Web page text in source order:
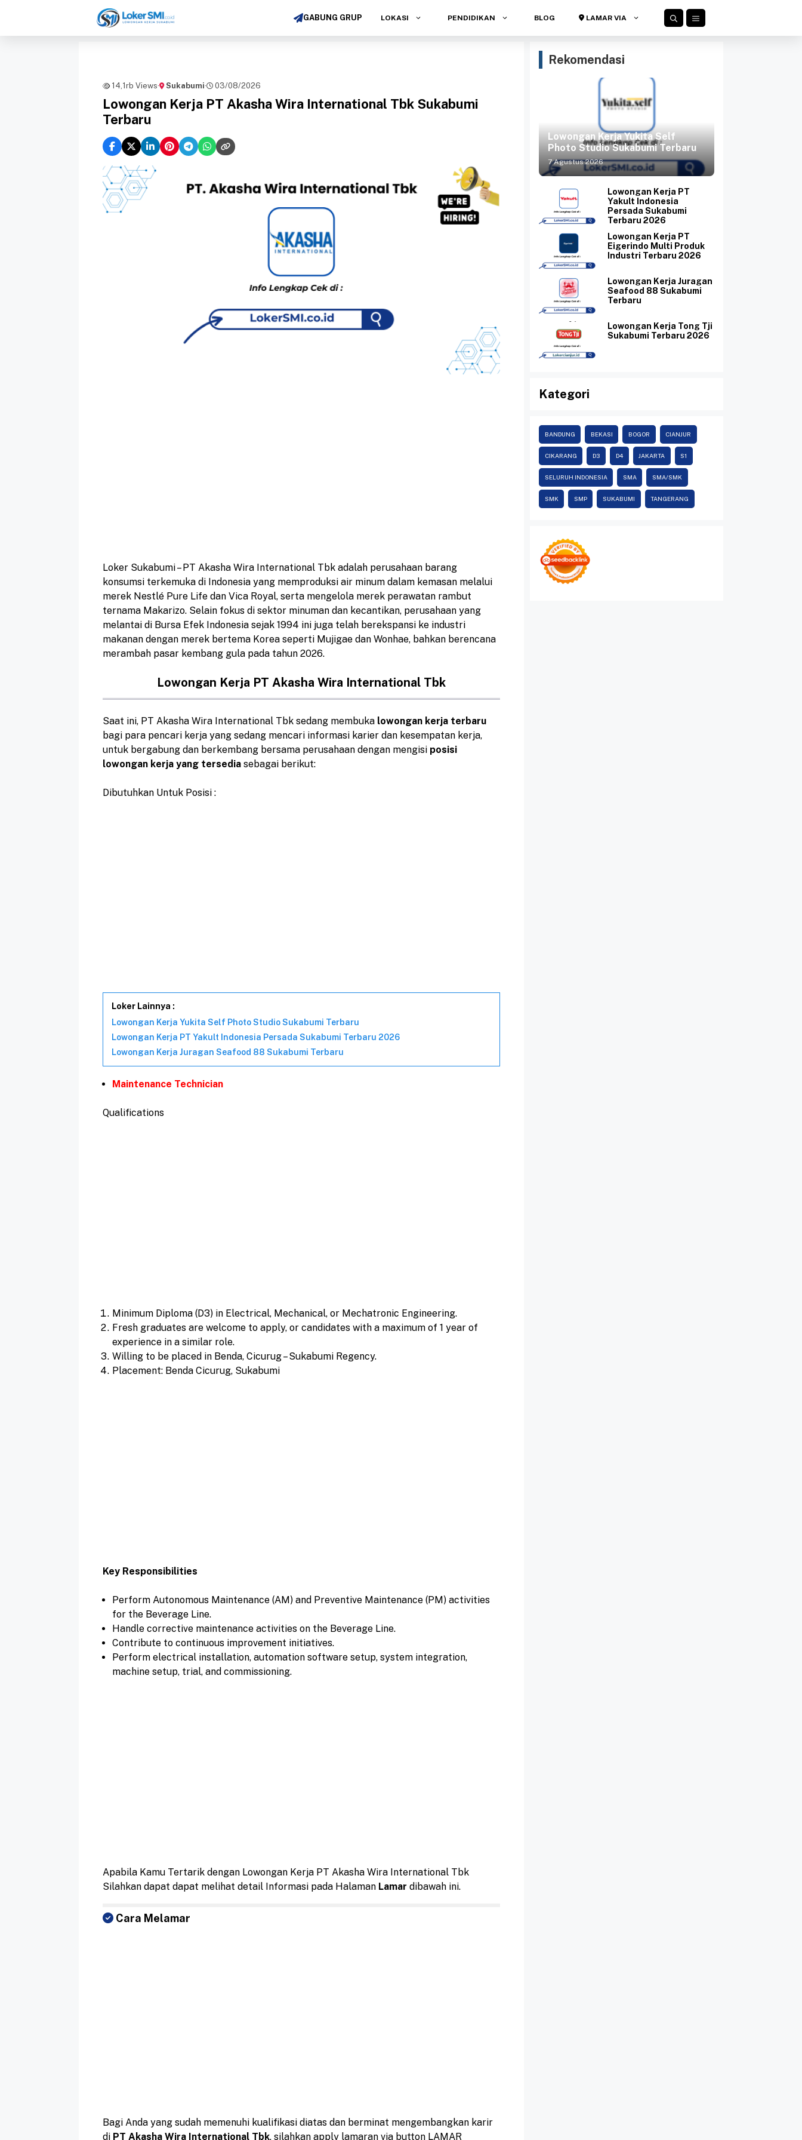
isi
GABUNG GRUP LOKASI PENDIDIKAN BLOG LAMAR VIA
14,1rb Views· Sukabumi· 03/08/2026
Lowongan Kerja PT Akasha Wira International Tbk Sukabumi
Terbaru
Loker Sukabumi – PT Akasha Wira International Tbk adalah perusahaan barang
konsumsi terkemuka di Indonesia yang memproduksi air minum dalam kemasan melalui
merek Nestlé Pure Life dan Vica Royal, serta mengelola merek perawatan rambut
ternama Makarizo. Selain fokus di sektor minuman dan kecantikan, perusahaan yang
melantai di Bursa Efek Indonesia sejak 1994 ini juga telah berekspansi ke industri
makanan dengan merek bertema Korea seperti Mujigae dan Wonhae, bahkan berencana
merambah pasar kembang gula pada tahun 2026.
Lowongan Kerja PT Akasha Wira International Tbk
Saat ini, PT Akasha Wira International Tbk sedang membuka lowongan kerja terbaru
bagi para pencari kerja yang sedang mencari informasi karier dan kesempatan kerja,
untuk bergabung dan berkembang bersama perusahaan dengan mengisi posisi
lowongan kerja yang tersedia sebagai berikut:
Dibutuhkan Untuk Posisi :
Loker Lainnya :
Lowongan Kerja Yukita Self Photo Studio Sukabumi Terbaru
Lowongan Kerja PT Yakult Indonesia Persada Sukabumi Terbaru 2026
Lowongan Kerja Juragan Seafood 88 Sukabumi Terbaru
Maintenance Technician
Qualifications
Minimum Diploma (D3) in Electrical, Mechanical, or Mechatronic Engineering.
Fresh graduates are welcome to apply, or candidates with a maximum of 1 year of
experience in a similar role.
Willing to be placed in Benda, Cicurug – Sukabumi Regency.
Placement: Benda Cicurug, Sukabumi
Key Responsibilities
Perform Autonomous Maintenance (AM) and Preventive Maintenance (PM) activities
for the Beverage Line.
Handle corrective maintenance activities on the Beverage Line.
Contribute to continuous improvement initiatives.
Perform electrical installation, automation software setup, system integration,
machine setup, trial, and commissioning.
Apabila Kamu Tertarik dengan Lowongan Kerja PT Akasha Wira International Tbk
Silahkan dapat dapat melihat detail Informasi pada Halaman Lamar dibawah ini.
Cara Melamar
Bagi Anda yang sudah memenuhi kualifikasi diatas dan berminat mengembangkan karir
di PT Akasha Wira International Tbk, silahkan apply lamaran via button LAMAR
Rekomendasi
Lowongan Kerja Yukita Self
Photo Studio Sukabumi Terbaru
7 Agustus 2026
Lowongan Kerja PT
Yakult Indonesia
Persada Sukabumi
Terbaru 2026
Lowongan Kerja PT
Eigerindo Multi Produk
Industri Terbaru 2026
Lowongan Kerja Juragan
Seafood 88 Sukabumi
Terbaru
Lowongan Kerja Tong Tji
Sukabumi Terbaru 2026
Kategori
BANDUNG BEKASI BOGOR CIANJUR
CIKARANG D3 D4 JAKARTA S1
SELURUH INDONESIA SMA SMA/SMK
SMK SMP SUKABUMI TANGERANG